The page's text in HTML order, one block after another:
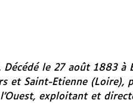
le 27 août 1883 à
et Saint-Etienne (Loire),
exploitant et